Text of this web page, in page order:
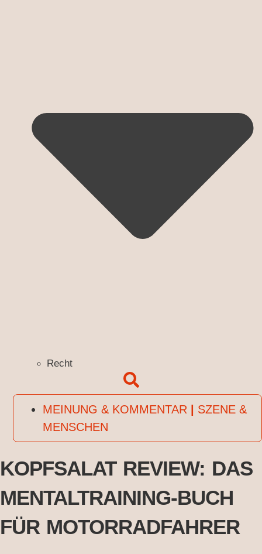
Recht
MEINUNG & KOMMENTAR | SZENE &
MENSCHEN
KOPFSALAT REVIEW: DAS
MENTALTRAINING-BUCH
FÜR MOTORRADFAHRER